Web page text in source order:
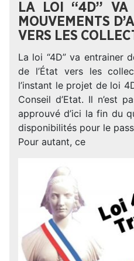
LA LOI “4D” VA
MOUVEMENTS
VERS LES
La loi “4D” va entrainer
de l’État vers les
l’instant le projet de loi
Conseil d’Etat. Il n’est
approuvé d’ici la fin du
disponibilités pour le
Pour autant, ce